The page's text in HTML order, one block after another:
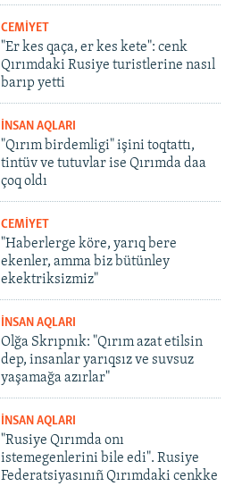
CEMİYET
"Er kes qaça, er kes kete": cenk
Qırımdaki Rusiye turistlerine nasıl
barıp yetti
İNSAN AQLARI
"Qırım birdemligi" işini toqtattı,
tintüv ve tutuvlar ise Qırımda daa
çoq oldı
CEMİYET
"Haberlerge köre, yarıq bere
ekenler, amma biz bütünley
ekektriksizmiz"
İNSAN AQLARI
Olğa Skrıpnık: "Qırım azat etilsin
dep, insanlar yarıqsız ve suvsuz
yaşamağa azırlar"
İNSAN AQLARI
"Rusiye Qırımda onı
istemegenlerini bile edi". Rusiye
Federatsiyasınıñ Qırımdaki cenkke